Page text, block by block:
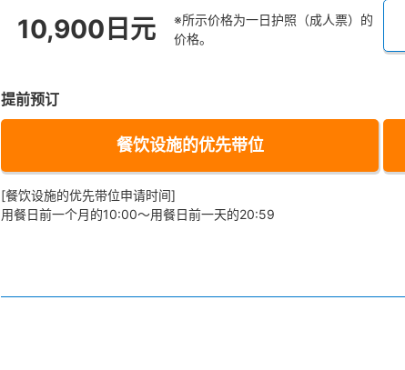
10,900日元
※所示价格为一日护照（成人票）的
价格。
提前预订
餐饮设施的优先带位
[餐饮设施的优先带位申请时间]
用餐日前一个月的10:00～用餐日前一天的20:59